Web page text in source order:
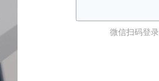
微信扫码登录